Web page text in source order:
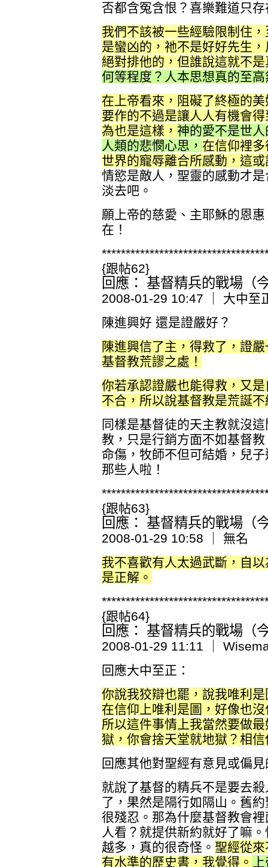
否都含冤含恨？喜樂難道只
我們不該被一些經驗限制住
是蠻凶的，祂不是好好先生
絕對排他的，但誰說這就不
何等程度？人本思想真的至
在上帝看來，阻礙了終極的
要作的不過是讓人人有機會
為也是這樣， 神的愛不是世
人類的悲憫心思， 在信仰裡
世界的寵辱離合所感動，這
情慾是敵人，聖靈的感動才
淡去吧。
願上帝的慈愛、主耶穌的恩
在！
{跟帖62}
回應： 基督精兵的戰場（
2008-01-29 10:47 ｜ 大中至
陳進興好 還是證嚴好？
陳進興信了主，得救了，證
基督教荒謬之處！
你若承認證嚴也能得救，又
不合，所以說基督教是荒誕
同樣是基督徒的天主教就沒
教，只是行銷方面不如基督
命傷，牧師不但可結婚，兒
那些人啦！
{跟帖63}
回應： 基督精兵的戰場（
2008-01-29 10:58 ｜ 無名
我不喜歡有人太過武斷，自
是正解。
{跟帖64}
回應： 基督精兵的戰場（
2008-01-29 11:11 ｜
回應大中至正：
你說我狡辯也罷，說我唯利
在信仰上唯利是圖，好像也
所以這件事情上我當然要做
獄，你會捨天堂就地獄？相
回應其他對聖經有意見或偏
就說了基督的精兵不是要去
了，果然是隔行如隔山。舊
很殘忍。那為什麼基督教會
人看？就提供新約就好了嘛
越多，真的很奇怪。 聖經從
有水準的歷史書，我覺得。